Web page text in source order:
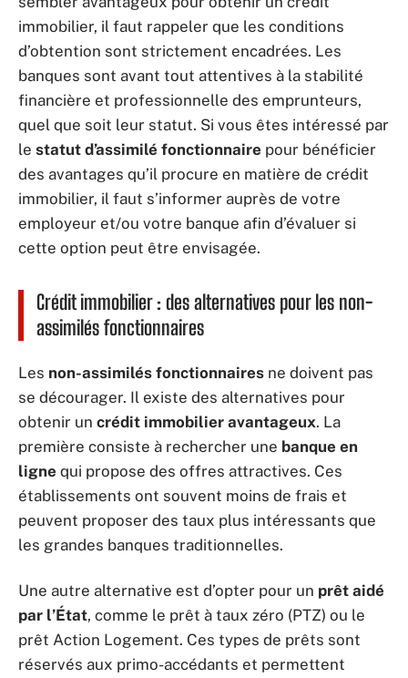
immobilier, il faut rappeler que les conditions
d’obtention sont strictement encadrées. Les
banques sont avant tout attentives à la stabilité
financière et professionnelle des emprunteurs,
quel que soit leur statut. Si vous êtes intéressé par
le statut d’assimilé fonctionnaire pour bénéficier
des avantages qu’il procure en matière de crédit
immobilier, il faut s’informer auprès de votre
employeur et/ou votre banque afin d’évaluer si
cette option peut être envisagée.
Crédit immobilier : des alternatives pour les non-
assimilés fonctionnaires
Les non-assimilés fonctionnaires ne doivent pas
se décourager. Il existe des alternatives pour
obtenir un crédit immobilier avantageux. La
première consiste à rechercher une banque en
ligne qui propose des offres attractives. Ces
établissements ont souvent moins de frais et
peuvent proposer des taux plus intéressants que
les grandes banques traditionnelles.
Une autre alternative est d’opter pour un prêt aidé
par l’État, comme le prêt à taux zéro (PTZ) ou le
prêt Action Logement. Ces types de prêts sont
réservés aux primo-accédants et permettent